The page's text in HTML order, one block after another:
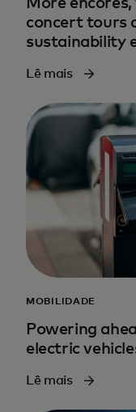
concert tours
sustainability
Lê mais
MOBILIDADE
Powering
electric
Lê mais